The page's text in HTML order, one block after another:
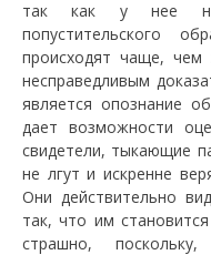
так как у нее
попустительского
происходят чаще,
несправедливым
является опознание
дает возможности
свидетели, тыкающие
не лгут и искренне
Они действительно
так, что им
страшно,